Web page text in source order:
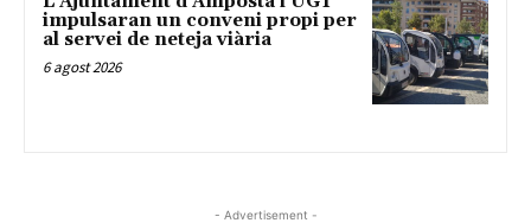
impulsaran un conveni propi per
al servei de neteja viària
6 agost 2026
- Advertisement -